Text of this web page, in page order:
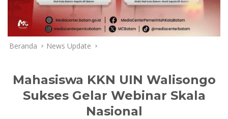
Beranda News Update
Mahasiswa KKN UIN Walisongo
Sukses Gelar Webinar Skala
Nasional